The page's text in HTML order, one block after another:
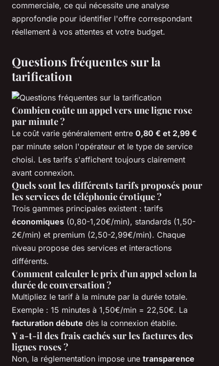
commerciale, ce qui nécessite une analyse
approfondie pour identifier l'offre correspondant
réellement à vos attentes et votre budget.
Questions fréquentes sur la
tarification
Combien coûte un appel vers une ligne rose
par minute ?
Le coût varie généralement entre 0,80 € et 2,99 €
par minute selon l'opérateur et le type de service
choisi. Les tarifs s'affichent toujours clairement
avant connexion.
Quels sont les différents tarifs proposés pour
les services de téléphonie érotique ?
Trois gammes principales existent : tarifs
économiques (0,80-1,20€/min), standards (1,50-
2€/min) et premium (2,50-2,99€/min). Chaque
niveau propose des services et interactions
différents.
Comment calculer le prix d'un appel selon la
durée de conversation ?
Multipliez le tarif à la minute par la durée totale.
Exemple : 15 minutes à 1,50€/min = 22,50€. La
facturation débute dès la connexion établie.
Y a-t-il des frais cachés sur les factures des
lignes roses ?
Non, la réglementation impose une transparence